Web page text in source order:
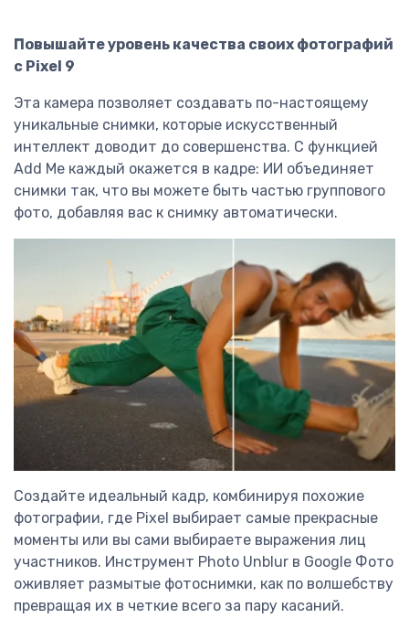
Повышайте уровень качества своих фотографий
с Pixel 9
Эта камера позволяет создавать по-настоящему
уникальные снимки, которые искусственный
интеллект доводит до совершенства. С функцией
Add Me каждый окажется в кадре: ИИ объединяет
снимки так, что вы можете быть частью группового
фото, добавляя вас к снимку автоматически.
Создайте идеальный кадр, комбинируя похожие
фотографии, где Pixel выбирает самые прекрасные
моменты или вы сами выбираете выражения лиц
участников. Инструмент Photo Unblur в Google Фото
оживляет размытые фотоснимки, как по волшебству
превращая их в четкие всего за пару касаний.